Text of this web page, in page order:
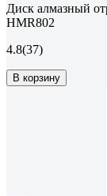
Диск алмазный
HMR802
4.8(37)
В корзину